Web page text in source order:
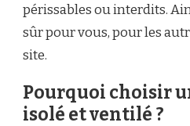
périssables ou interdits.
sûr pour vous, pour les
site.
Pourquoi choisir
isolé et ventilé ?